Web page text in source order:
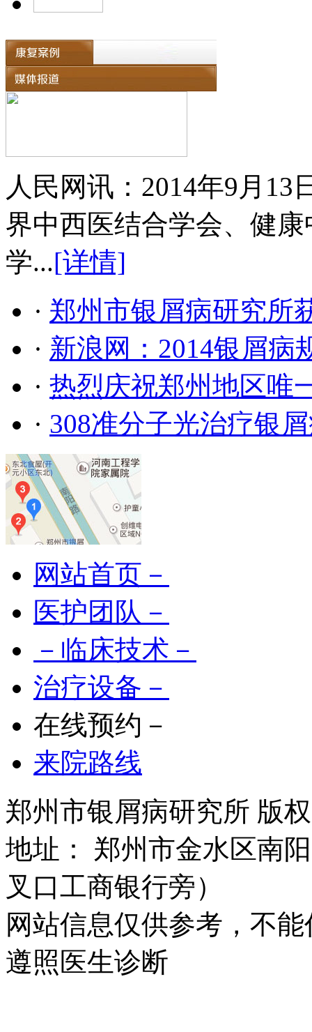
人民网讯：2014年9月
界中西医结合学会、健
学...[详情]
· 郑州市银屑病研究所
· 新浪网：2014银屑病
· 热烈庆祝郑州地区唯
· 308准分子光治疗银
网站首页－
医护团队－
－临床技术－
治疗设备－
在线预约－
来院路线
郑州市银屑病研究所 版
地址： 郑州市金水区南
叉口工商银行旁）
网站信息仅供参考，不
遵照医生诊断